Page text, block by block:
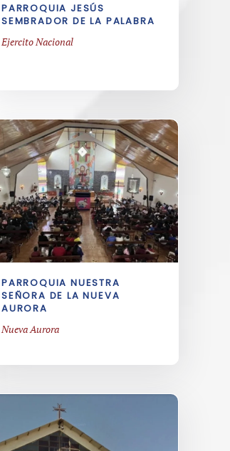
PARROQUIA JESÚS
SEMBRADOR DE LA PALABRA
Ejercito Nacional
PARROQUIA NUESTRA
SEÑORA DE LA NUEVA
AURORA
Nueva Aurora